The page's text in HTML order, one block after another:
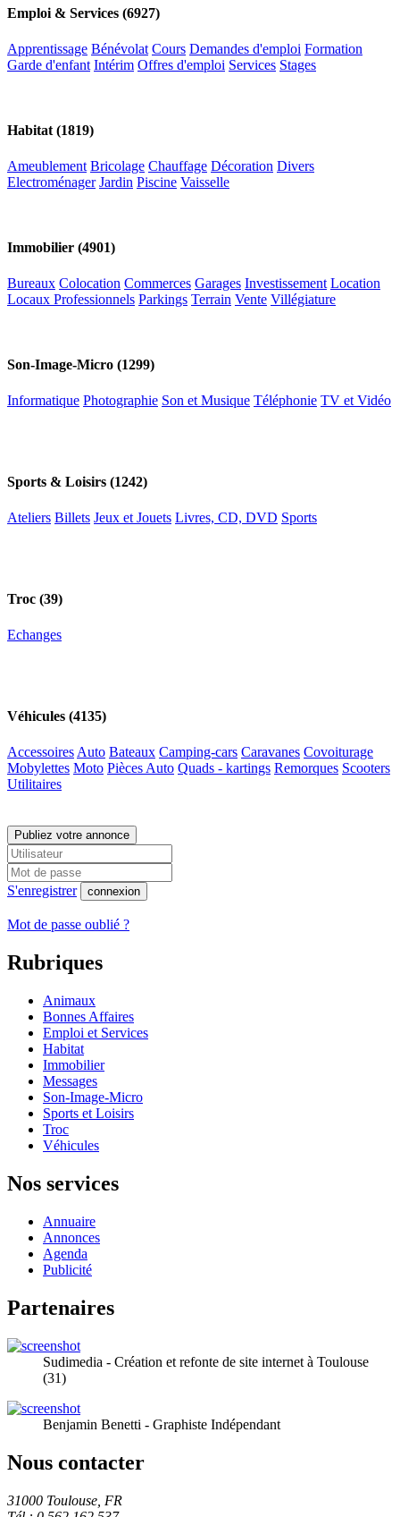
Emploi & Services (6927)
Apprentissage Bénévolat Cours Demandes d'emploi Formation
Garde d'enfant Intérim Offres d'emploi Services Stages
Habitat (1819)
Ameublement Bricolage Chauffage Décoration Divers
Electroménager Jardin Piscine Vaisselle
Immobilier (4901)
Bureaux Colocation Commerces Garages Investissement Location
Locaux Professionnels Parkings Terrain Vente Villégiature
Son-Image-Micro (1299)
Informatique Photographie Son et Musique Téléphonie TV et Vidéo
Sports & Loisirs (1242)
Ateliers Billets Jeux et Jouets Livres, CD, DVD Sports
Troc (39)
Echanges
Véhicules (4135)
Accessoires Auto Bateaux Camping-cars Caravanes Covoiturage
Mobylettes Moto Pièces Auto Quads - kartings Remorques Scooters
Utilitaires
Publiez votre annonce
S'enregistrer connexion
Mot de passe oublié ?
Rubriques
Animaux
Bonnes Affaires
Emploi et Services
Habitat
Immobilier
Messages
Son-Image-Micro
Sports et Loisirs
Troc
Véhicules
Nos services
Annuaire
Annonces
Agenda
Publicité
Partenaires
Sudimedia - Création et refonte de site internet à Toulouse
(31)
Benjamin Benetti - Graphiste Indépendant
Nous contacter
31000 Toulouse, FR